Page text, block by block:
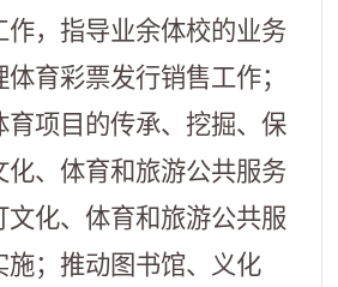
作，指导业余体校的业务
育彩票发行销售工作；
育项目的传承、挖掘、保
化、体育和旅游公共服务
文化、体育和旅游公共服
施；推动图书馆、义化